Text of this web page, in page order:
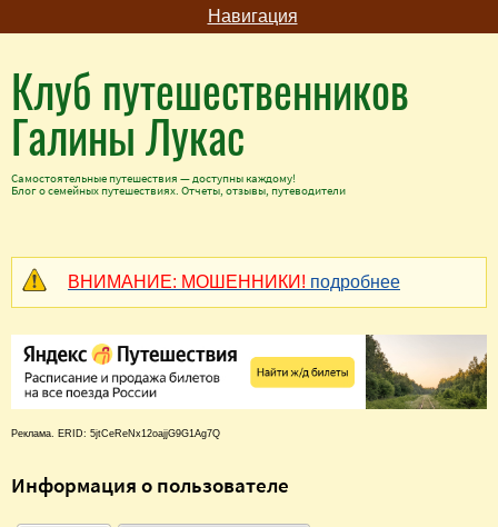
Навигация
Клуб путешественников
Галины Лукас
Самостоятельные путешествия — доступны каждому!
Блог о семейных путешествиях. Отчеты, отзывы, путеводители
ВНИМАНИЕ: МОШЕННИКИ! подробнее
Реклама. ERID: 5jtCeReNx12oajjG9G1Ag7Q
Информация о пользователе